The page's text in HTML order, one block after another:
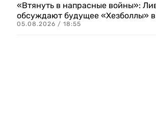
«Втянуть в напрасные войны»:
обсуждают будущее «Хезболлы»
05.08.2026 / 18:55